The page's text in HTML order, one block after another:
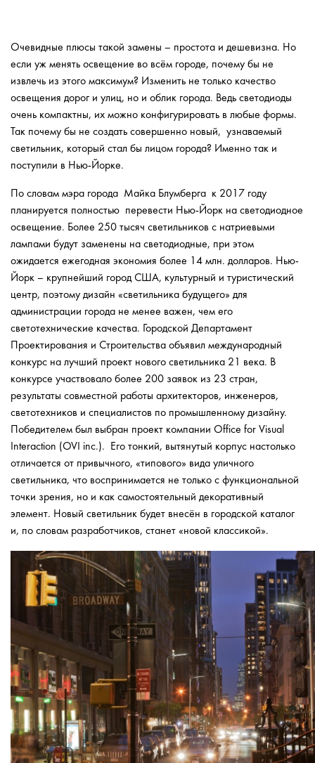
Очевидные плюсы такой замены – простота и дешевизна. Но
если уж менять освещение во всём городе, почему бы не
извлечь из этого максимум? Изменить не только качество
освещения дорог и улиц, но и облик города. Ведь светодиоды
очень компактны, их можно конфигурировать в любые формы.
Так почему бы не создать совершенно новый, узнаваемый
светильник, который стал бы лицом города? Именно так и
поступили в Нью-Йорке.
По словам мэра города Майка Блумберга к 2017 году
планируется полностью перевести Нью-Йорк на светодиодное
освещение. Более 250 тысяч светильников с натриевыми
лампами будут заменены на светодиодные, при этом
ожидается ежегодная экономия более 14 млн. долларов. Нью-
Йорк – крупнейший город США, культурный и туристический
центр, поэтому дизайн «светильника будущего» для
администрации города не менее важен, чем его
светотехнические качества. Городской Департамент
Проектирования и Строительства объявил международный
конкурс на лучший проект нового светильника 21 века. В
конкурсе участвовало более 200 заявок из 23 стран,
результаты совместной работы архитекторов, инженеров,
светотехников и специалистов по промышленному дизайну.
Победителем был выбран проект компании Office for Visual
Interaction (OVI inc.). Его тонкий, вытянутый корпус настолько
отличается от привычного, «типового» вида уличного
светильника, что воспринимается не только с функциональной
точки зрения, но и как самостоятельный декоративный
элемент. Новый светильник будет внесён в городской каталог
и, по словам разработчиков, станет «новой классикой».